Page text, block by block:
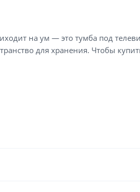
на ум — это тумба под
для хранения. Чтобы